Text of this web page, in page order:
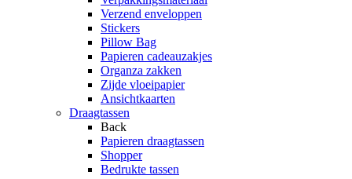
Verzend enveloppen
Stickers
Pillow Bag
Papieren cadeauzakjes
Organza zakken
Zijde vloeipapier
Ansichtkaarten
Draagtassen
Back
Papieren draagtassen
Shopper
Bedrukte tassen